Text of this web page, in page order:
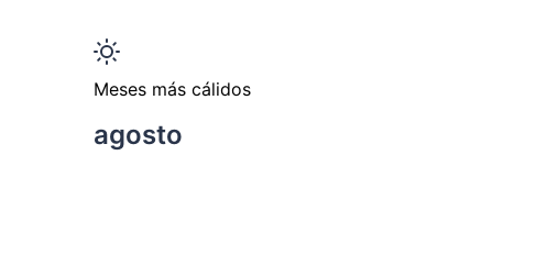
Meses más cálidos
agosto